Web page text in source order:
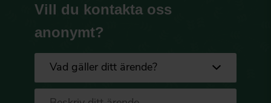
Vill du kontakta oss
anonymt?